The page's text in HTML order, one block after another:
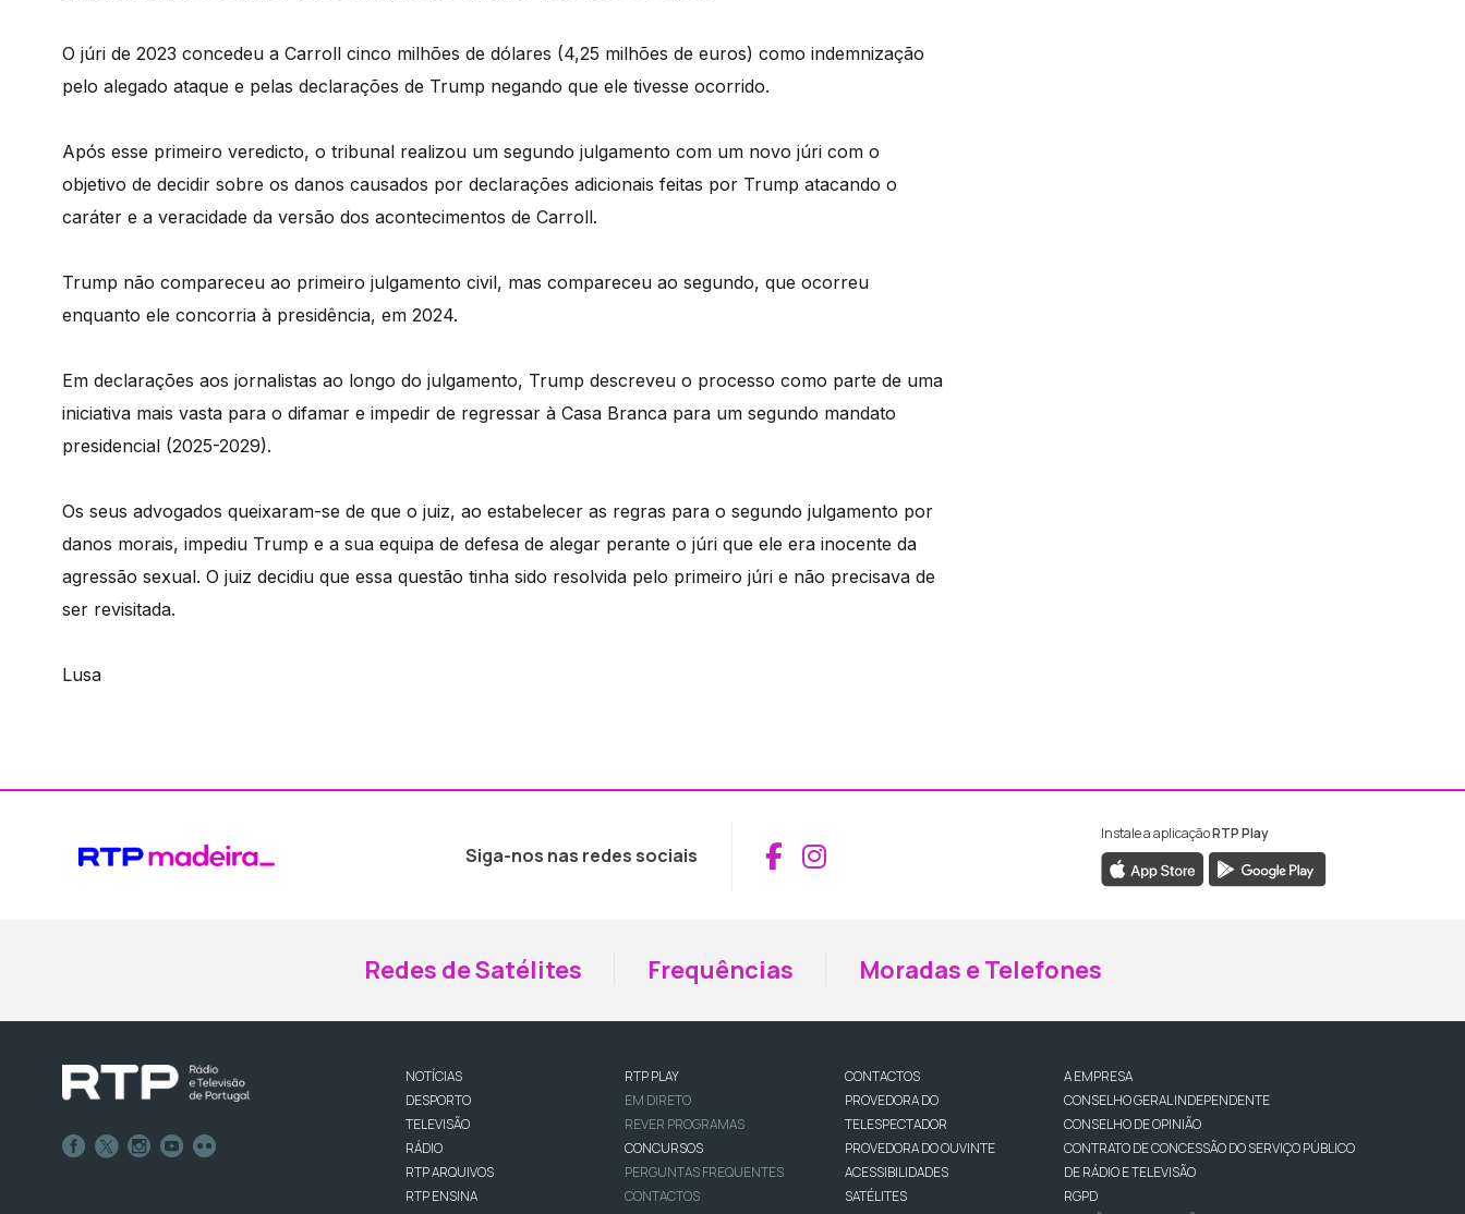
O júri de 2023 concedeu a Carroll cinco milhões de dólares (4,25 milhões de euros) como indemnização
pelo alegado ataque e pelas declarações de Trump negando que ele tivesse ocorrido.
Após esse primeiro veredicto, o tribunal realizou um segundo julgamento com um novo júri com o
objetivo de decidir sobre os danos causados por declarações adicionais feitas por Trump atacando o
caráter e a veracidade da versão dos acontecimentos de Carroll.
Trump não compareceu ao primeiro julgamento civil, mas compareceu ao segundo, que ocorreu
enquanto ele concorria à presidência, em 2024.
Em declarações aos jornalistas ao longo do julgamento, Trump descreveu o processo como parte de uma
iniciativa mais vasta para o difamar e impedir de regressar à Casa Branca para um segundo mandato
presidencial (2025-2029).
Os seus advogados queixaram-se de que o juiz, ao estabelecer as regras para o segundo julgamento por
danos morais, impediu Trump e a sua equipa de defesa de alegar perante o júri que ele era inocente da
agressão sexual. O juiz decidiu que essa questão tinha sido resolvida pelo primeiro júri e não precisava de
ser revisitada.
Lusa
Siga-nos nas redes sociais Aceder ao Facebook da RTP Madeira
Aceder ao Instagram da RTP Madeira
Instale a aplicaçãoRTP Play
Redes de Satélites Frequências Moradas e Telefones
NOTÍCIAS
DESPORTO
TELEVISÃO
RÁDIO
RTP ARQUIVOS
RTP ENSINA
RTP PLAY
EM DIRETO
REVER PROGRAMAS
CONCURSOS
PERGUNTAS FREQUENTES
CONTACTOS
CONTACTOS
PROVEDORA DO
TELESPECTADOR
PROVEDORA DO OUVINTE
ACESSIBILIDADES
SATÉLITES
A EMPRESA
CONSELHO GERAL INDEPENDENTE
CONSELHO DE OPINIÃO
CONTRATO DE CONCESSÃO DO SERVIÇO PÚBLICO
DE RÁDIO E TELEVISÃO
RGPD